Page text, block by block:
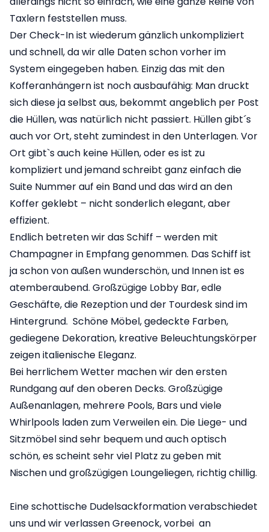
Taxlern feststellen muss.
Der Check-In ist wiederum gänzlich unkompliziert
und schnell, da wir alle Daten schon vorher im
System eingegeben haben. Einzig das mit den
Kofferanhängern ist noch ausbaufähig: Man druckt
sich diese ja selbst aus, bekommt angeblich per Post
die Hüllen, was natürlich nicht passiert. Hüllen gibt´s
auch vor Ort, steht zumindest in den Unterlagen. Vor
Ort gibt`s auch keine Hüllen, oder es ist zu
kompliziert und jemand schreibt ganz einfach die
Suite Nummer auf ein Band und das wird an den
Koffer geklebt – nicht sonderlich elegant, aber
effizient.
Endlich betreten wir das Schiff – werden mit
Champagner in Empfang genommen. Das Schiff ist
ja schon von außen wunderschön, und Innen ist es
atemberaubend. Großzügige Lobby Bar, edle
Geschäfte, die Rezeption und der Tourdesk sind im
Hintergrund. Schöne Möbel, gedeckte Farben,
gediegene Dekoration, kreative Beleuchtungskörper
zeigen italienische Eleganz.
Bei herrlichem Wetter machen wir den ersten
Rundgang auf den oberen Decks. Großzügige
Außenanlagen, mehrere Pools, Bars und viele
Whirlpools laden zum Verweilen ein. Die Liege- und
Sitzmöbel sind sehr bequem und auch optisch
schön, es scheint sehr viel Platz zu geben mit
Nischen und großzügigen Loungeliegen, richtig chillig.
Eine schottische Dudelsackformation verabschiedet
uns und wir verlassen Greenock, vorbei an